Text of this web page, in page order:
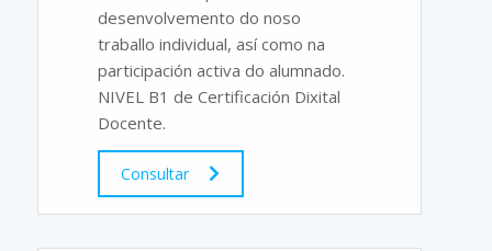
desenvolvemento do noso
traballo individual, así como na
participación activa do alumnado.
NIVEL B1 de Certificación Dixital
Docente.
Consultar